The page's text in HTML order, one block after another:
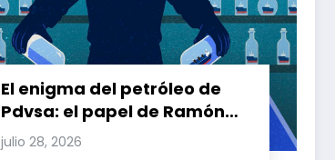
El enigma del petróleo de
Pdvsa: el papel de Ramón
Carretero en el triángulo de
julio 28, 2026